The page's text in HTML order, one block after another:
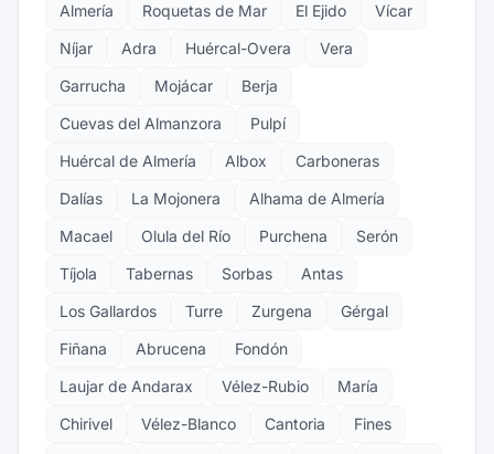
Almería Roquetas de Mar El Ejido
Vícar
Níjar
Adra Huércal-Overa
Vera
Garrucha
Mojácar
Berja
Cuevas del Almanzora
Pulpí
Huércal de Almería
Albox
Carboneras
Dalías
La Mojonera
Alhama de Almería
Macael
Olula del Río Purchena
Serón
Tíjola
Tabernas Sorbas
Antas
Los Gallardos
Turre Zurgena
Gérgal
Fiñana
Abrucena
Fondón
Laujar de Andarax
Vélez-Rubio
María
Chirivel
Vélez-Blanco Cantoria
Fines